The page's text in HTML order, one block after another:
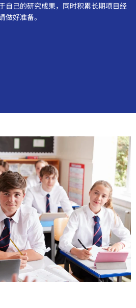
自己的研究成果，同时积累长期项目经
做好准备。